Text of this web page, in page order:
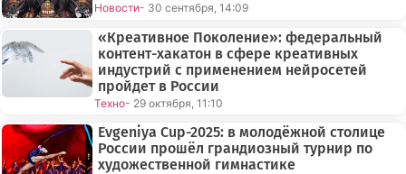
Новости- 30 сентября, 14:09
«Креативное Поколение»: федеральный
контент-хакатон в сфере креативных
индустрий с применением нейросетей
пройдет в России
Техно- 29 октября, 11:10
Evgeniya Cup-2025: в молодёжной столице
России прошёл грандиозный турнир по
художественной гимнастике